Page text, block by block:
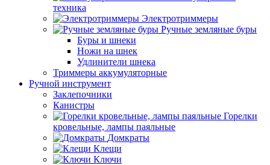
техника
Электротриммеры
Ручные земляные буры
Буры и шнеки
Ножи на шнек
Удлинители шнека
Триммеры аккумуляторные
Ручной инструмент
Заклепочники
Канистры
Горелки
кровельные, лампы паяльные
Домкраты
Клещи
Ключи